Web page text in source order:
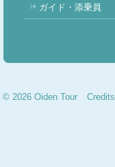
ガイド・添乗員
© 2026 Oiden Tour Credits